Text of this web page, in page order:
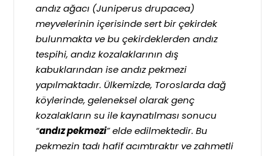
andız ağacı (Juniperus drupacea)
meyvelerinin içerisinde sert bir çekirdek
bulunmakta ve bu çekirdeklerden andız
tespihi, andız kozalaklarının dış
kabuklarından ise andız pekmezi
yapılmaktadır. Ülkemizde, Toroslarda dağ
köylerinde, geleneksel olarak genç
kozalakların su ile kaynatılması sonucu
“andız pekmezi” elde edilmektedir. Bu
pekmezin tadı hafif acımtıraktır ve zahmetli